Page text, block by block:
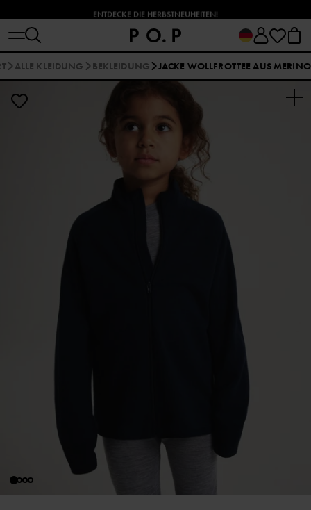
ENTDECKE DIE HERBSTNEUHEITEN!
ALLE KLEIDUNG BEKLEIDUNG JACKE WOLLFROTTEE AUS MERINO